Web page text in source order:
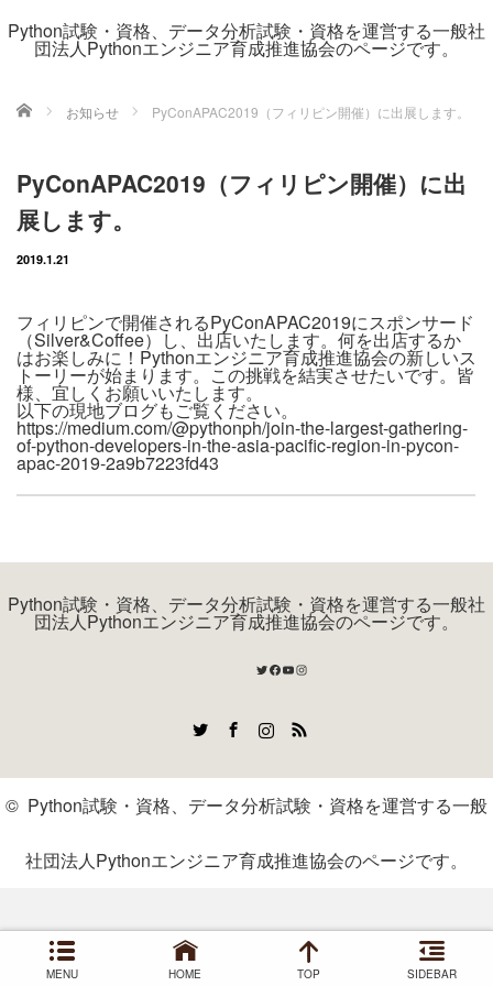
Python試験・資格、データ分析試験・資格を運営する一般社
団法人Pythonエンジニア育成推進協会のページです。
ホーム お知らせ PyConAPAC2019（フィリピン開催）に出展します。
PyConAPAC2019（フィリピン開催）に出
展します。
2019.1.21
フィリピンで開催されるPyConAPAC2019にスポンサード
（Silver&Coffee）し、出店いたします。何を出店するか
はお楽しみに！Pythonエンジニア育成推進協会の新しいス
トーリーが始まります。この挑戦を結実させたいです。皆
様、宜しくお願いいたします。
以下の現地ブログもご覧ください。
https://medium.com/@pythonph/join-the-largest-gathering-
of-python-developers-in-the-asia-pacific-region-in-pycon-
apac-2019-2a9b7223fd43
Python試験・資格、データ分析試験・資格を運営する一般社
団法人Pythonエンジニア育成推進協会のページです。
Twitter
Facebook
YouTube
Instagram
RSS
MENU HOME TOP SIDEBAR
© Python試験・資格、データ分析試験・資格を運営する一般
社団法人Pythonエンジニア育成推進協会のページです。